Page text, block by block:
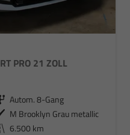
PRO 21 ZOLL
Autom. 8-Gang
M Brooklyn Grau metallic
6.500 km